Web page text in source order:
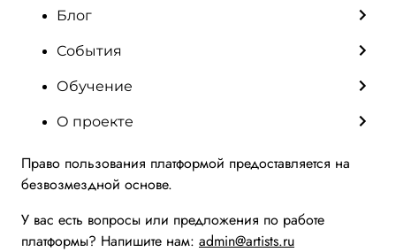
Блог
События
Обучение
О проекте
Право пользования платформой предоставляется на
безвозмездной основе.
У вас есть вопросы или предложения по работе
платформы? Напишите нам: admin@artists.ru